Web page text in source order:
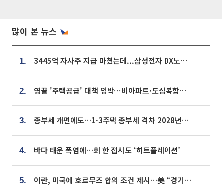
많이 본 뉴스
1. 3445억 자사주 지급 마쳤는데...삼성전자 DX노조, 뒤늦은 '떼쓰기 집회'
2. 영끌 '주택공급' 대책 임박⋯비아파트·도심복합까지 총동원
3. 종부세 개편에도…1·3주택 종부세 격차 2028년부터 확대
4. 바다 태운 폭염에…회 한 접시도 ‘히트플레이션’
5. 이란, 미국에 호르무즈 합의 조건 제시…美 “경기 아직 안 끝나” [종합]